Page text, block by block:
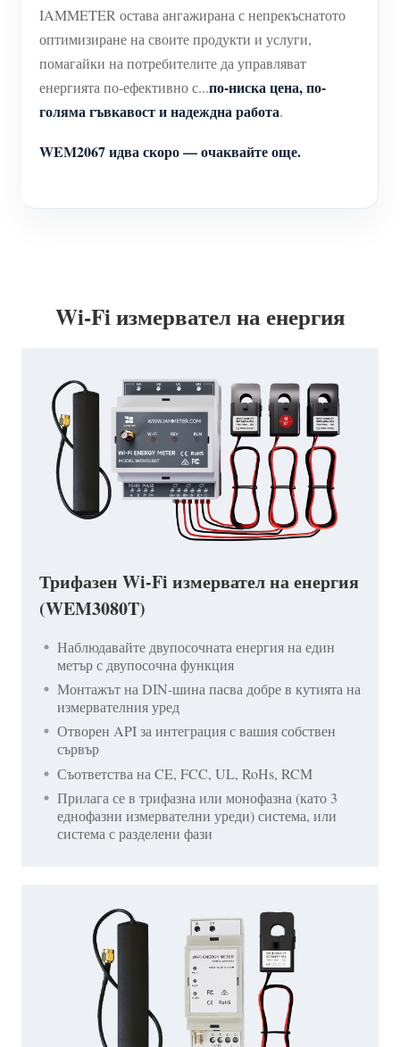
IAMMETER остава ангажирана с непрекъснатото
оптимизиране на своите продукти и услуги,
помагайки на потребителите да управляват
енергията по-ефективно с...по-ниска цена, по-
голяма гъвкавост и надеждна работа.
WEM2067 идва скоро — очаквайте още.
Wi-Fi измервател на енергия
Трифазен Wi-Fi измервател на енергия
(WEM3080T)
Наблюдавайте двупосочната енергия на един
метър с двупосочна функция
Монтажът на DIN-шина пасва добре в кутията на
измервателния уред
Отворен API за интеграция с вашия собствен
сървър
Съответства на CE, FCC, UL, RoHs, RCM
Прилага се в трифазна или монофазна (като 3
еднофазни измервателни уреди) система, или
система с разделени фази